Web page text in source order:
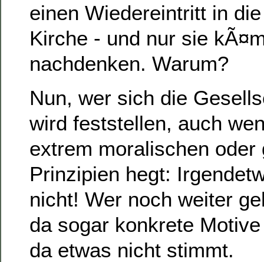
einen Wiedereintritt in
Kirche - und nur sie
nachdenken. Warum?
Nun, wer sich die
wird feststellen, auch
extrem moralischen oder
Prinzipien hegt:
nicht! Wer noch weiter
da sogar konkrete
da etwas nicht stimmt.